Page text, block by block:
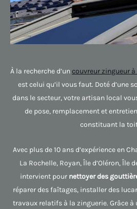
À la recherche d’uncouvreur zingueur
est celui qu’il vous faut. Doté d’une
dans le secteur, votre artisan local
de pose, remplacement et
constituant la
Avec plus de 10 ans d’expérience en
La Rochelle, Royan, Île d’Oléron, Île
intervient pour nettoyer des
réparer des faîtages, installer des
travaux relatifs à la zinguerie. Grâce